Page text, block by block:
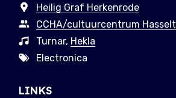
Heilig Graf Herkenrode
CCHA/cultuurcentrum Hasselt
Turnar, Hekla
Electronica
LINKS